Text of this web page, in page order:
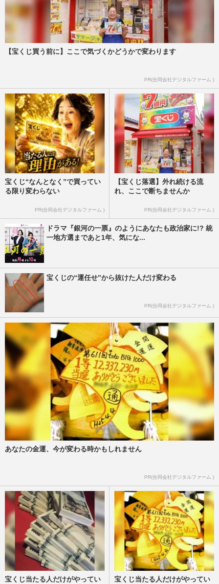
【宝くじ買う前に】ここで気づくかどうかで変わります
PR(合同会社デジタルファーム )
宝くじ“なんとなく”で買ってい
る限り変わらない
PR(合同会社デジタルファーム )
【宝くじ落選】外れ続ける流
れ、ここで断ちませんか
PR(合同会社デジタルファーム )
ドラマ『銀河の一票』のようにあなたも政治家に!? 統
一地方選まであと1年、気にな...
宝くじの“運任せ”から抜けた人だけ変わる
PR(合同会社デジタルファーム )
あなたの金運、今が変わる時かもしれません
PR(合同会社デジタルファーム )
宝くじ当たる人だけがやってい
宝くじ当たる人だけがやってい